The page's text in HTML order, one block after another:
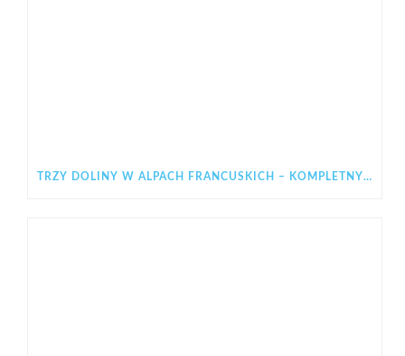
TRZY DOLINY W ALPACH FRANCUSKICH – KOMPLETNY PRZEWODNIK PO LES 3 VALLÉES